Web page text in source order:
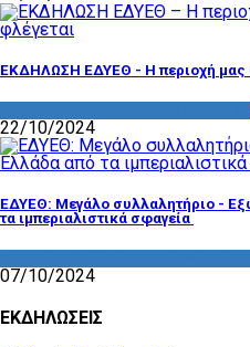
ΕΚΔΗΛΩΣΗ ΕΔΥΕΘ - Η περιοχή μας
22/10/2024
ΕΔΥΕΘ: Μεγάλο συλλαλητήριο -
τα ιμπεριαλιστικά σφαγεία
07/10/2024
ΕΚΔΗΛΩΣΕΙΣ